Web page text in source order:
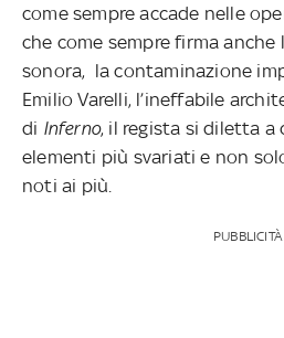
come sempre accade nelle
che come sempre firma
sonora, la contaminazione
Emilio Varelli, l’ineffabile
di Inferno, il regista si diletta a
elementi più svariati e non
noti ai più.
PUBBLICITÀ